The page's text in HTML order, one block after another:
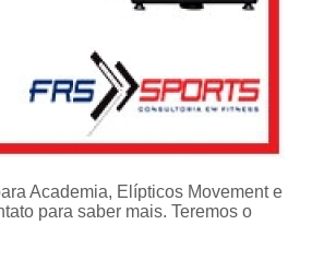
Academia, Elípticos Movement e
para saber mais. Teremos o